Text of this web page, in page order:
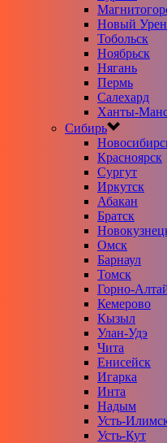
Новый
Тобольск
Ноябрьск
Нягань
Пермь
Салехард
Ханты-
Сибирь
Красноярск
Сургут
Иркутск
Абакан
Братск
Омск
Барнаул
Томск
Горно-
Кемерово
Кызыл
Улан-Удэ
Чита
Енисейск
Игарка
Инта
Надым
Усть-
Усть-Кут